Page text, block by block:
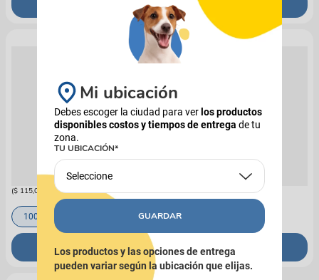
Alimento Húmedo Para Perro
Monge Fresh Pate With Duck
500
($ 115,00 )
100 Gr
COMPRAR
VetSolution Urinary/Struvite
($ 115,00xg)
100 Gr
Mi ubicación
Debes escoger la ciudad para ver los productos
disponibles costos y tiempos de entrega de tu
zona.
TU UBICACIÓN*
Seleccione
GUARDAR
Los productos y las opciones de entrega
pueden variar según la ubicación que elijas.